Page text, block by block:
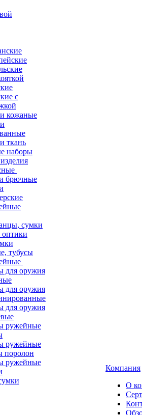
с
кожаные
ткань
наборы
брючные
сумки
оптики
тубусы
для оружия
для оружия
для оружия
ружейные
ружейные
поролон
ружейные
Компания
О